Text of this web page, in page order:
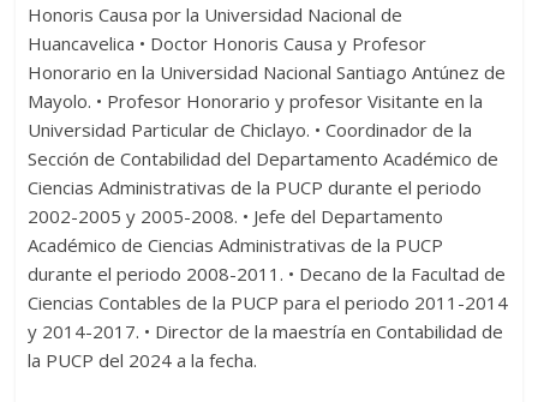
Honoris Causa por la Universidad Nacional de
Huancavelica • Doctor Honoris Causa y Profesor
Honorario en la Universidad Nacional Santiago Antúnez de
Mayolo. • Profesor Honorario y profesor Visitante en la
Universidad Particular de Chiclayo. • Coordinador de la
Sección de Contabilidad del Departamento Académico de
Ciencias Administrativas de la PUCP durante el periodo
2002-2005 y 2005-2008. • Jefe del Departamento
Académico de Ciencias Administrativas de la PUCP
durante el periodo 2008-2011. • Decano de la Facultad de
Ciencias Contables de la PUCP para el periodo 2011-2014
y 2014-2017. • Director de la maestría en Contabilidad de
la PUCP del 2024 a la fecha.